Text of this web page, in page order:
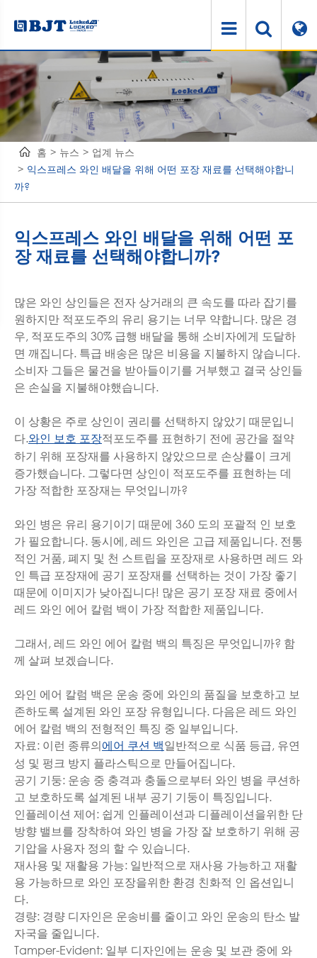
홈 뉴스
업계 뉴스
익스프레스 와인 배달을 위해 어떤 포장 재료를 선택해야합니
까?
익스프레스 와인 배달을 위해 어떤 포
장 재료를 선택해야합니까?
많은 와인 상인들은 전자 상거래의 큰 속도를 따라 잡기를
원하지만 적포도주의 유리 용기는 너무 약합니다. 많은 경
우, 적포도주의 30% 급행 배달을 통해 소비자에게 도달하
면 깨집니다. 특급 배송은 많은 비용을 지불하지 않습니다.
소비자 그들은 물건을 받아들이기를 거부했고 결국 상인들
은 손실을 지불해야했습니다.
이 상황은 주로 상인이 권리를 선택하지 않았기 때문입니
다.와인 보호 포장적포도주를 표현하기 전에 공간을 절약
하기 위해 포장재를 사용하지 않았으므로 손상률이 크게
증가했습니다. 그렇다면 상인이 적포도주를 표현하는 데
가장 적합한 포장재는 무엇입니까?
와인 병은 유리 용기이기 때문에 360 도의 포괄적 인 보호
가 필요합니다. 동시에, 레드 와인은 고급 제품입니다. 전통
적인 거품, 폐지 및 천 스트립을 포장재로 사용하면 레드 와
인 특급 포장재에 공기 포장재를 선택하는 것이 가장 좋기
때문에 이미지가 낮아집니다! 많은 공기 포장 재료 중에서
레드 와인 에어 칼럼 백이 가장 적합한 제품입니다.
그래서, 레드 와인 에어 칼럼 백의 특징은 무엇입니까? 함
께 살펴 보겠습니다.
와인 에어 칼럼 백은 운송 중에 와인의 품질을 보호하고 보
존하도록 설계된 와인 포장 유형입니다. 다음은 레드 와인
에어 칼럼 백의 전형적인 특징 중 일부입니다.
자료: 이런 종류의에어 쿠션 백일반적으로 식품 등급, 유연
성 및 펑크 방지 플라스틱으로 만들어집니다.
공기 기둥: 운송 중 충격과 충돌으로부터 와인 병을 쿠션하
고 보호하도록 설계된 내부 공기 기둥이 특징입니다.
인플레이션 제어: 쉽게 인플레이션과 디플레이션을위한 단
방향 밸브를 장착하여 와인 병을 가장 잘 보호하기 위해 공
기압을 사용자 정의 할 수 있습니다.
재사용 및 재활용 가능: 일반적으로 재사용 가능하고 재활
용 가능하므로 와인 포장을위한 환경 친화적 인 옵션입니
다.
경량: 경량 디자인은 운송비를 줄이고 와인 운송의 탄소 발
자국을 줄입니다.
Tamper-Evident: 일부 디자인에는 운송 및 보관 중에 와